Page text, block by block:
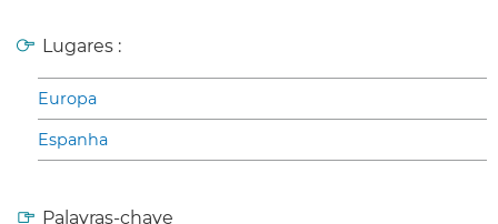
Lugares :
Europa
Espanha
Palavras-chave